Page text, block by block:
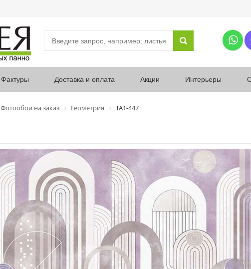
Фактуры Доставка и оплата Акции Интерьеры
Фотообои на заказ Геометрия ТА1-447